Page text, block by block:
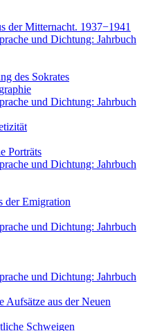
der Mitternacht. 1937−1941
und Dichtung: Jahrbuch
des Sokrates
und Dichtung: Jahrbuch
Porträts
und Dichtung: Jahrbuch
der Emigration
und Dichtung: Jahrbuch
und Dichtung: Jahrbuch
Aufsätze aus der Neuen
Schweigen